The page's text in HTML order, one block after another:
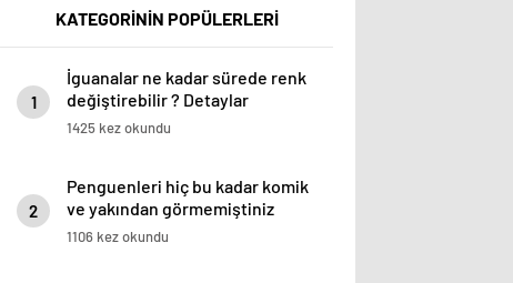
KATEGORİNİN POPÜLERLERİ
1
İguanalar ne kadar sürede renk
değiştirebilir ? Detaylar
burada…
1425 kez okundu
2
Penguenleri hiç bu kadar komik
ve yakından görmemiştiniz
1106 kez okundu